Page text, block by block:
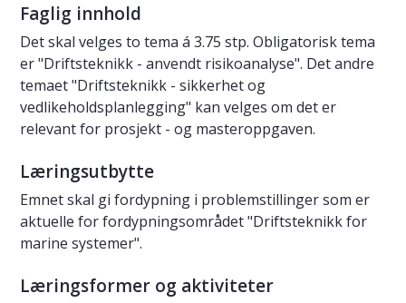
Faglig innhold
Det skal velges to tema á 3.75 stp. Obligatorisk tema
er "Driftsteknikk - anvendt risikoanalyse". Det andre
temaet "Driftsteknikk - sikkerhet og
vedlikeholdsplanlegging" kan velges om det er
relevant for prosjekt - og masteroppgaven.
Læringsutbytte
Emnet skal gi fordypning i problemstillinger som er
aktuelle for fordypningsområdet "Driftsteknikk for
marine systemer".
Læringsformer og aktiviteter